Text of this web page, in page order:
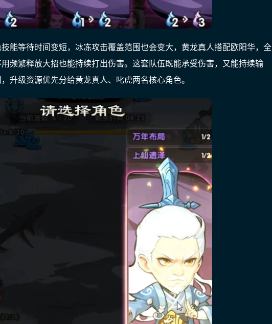
能等待时间变短，冰冻攻击覆盖范围也会变大，黄龙真人搭配欧阳华，全
频繁释放大招也能持续打出伤害。这套队伍既能承受伤害，又能持续输
升级资源优先分给黄龙真人、叱虎两名核心角色。